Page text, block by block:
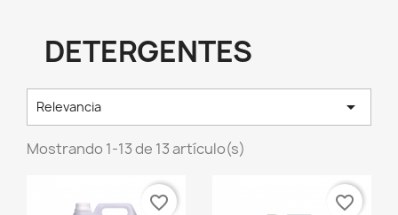
DETERGENTES
Relevancia 
Mostrando 1-13 de 13 artículo(s)
favorite_border favorite_border